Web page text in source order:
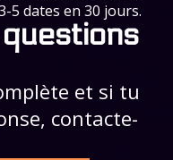
5 dates en 30 jours.
et si tu
contacte-